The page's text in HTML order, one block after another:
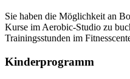
Sie haben die Möglichkeit an
Kurse im Aerobic-Studio zu
Trainingsstunden im
Kinderprogramm